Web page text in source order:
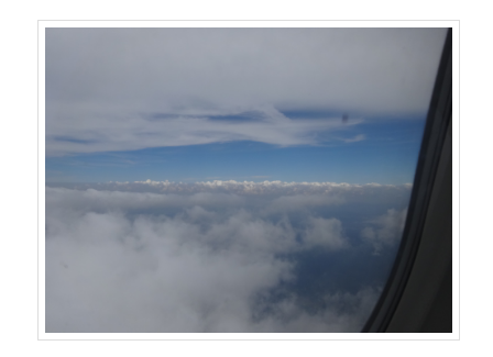
へ
移
移
動